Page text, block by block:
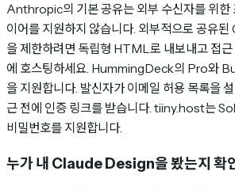
Anthropic의 기본 공유는 외부 수신자를 위한
이어를 지원하지 않습니다. 외부적으로 공유
을 제한하려면 독립형 HTML로 내보내고 접근
에 호스팅하세요. HummingDeck의 Pro와
을 지원합니다. 발신자가 이메일 허용 목록을
근 전에 인증 링크를 받습니다. tiiny.host는
비밀번호를 지원합니다.
누가 내 Claude Design을 봤는지 확